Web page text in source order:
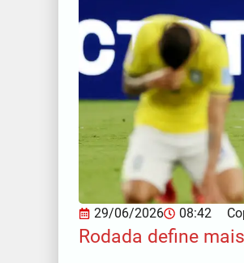
29/06/2026 08:42
Rodada define